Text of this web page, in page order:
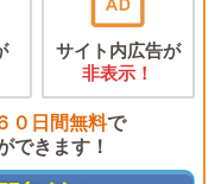
サイト内広告が
非表示！
０日間無料で
できます！